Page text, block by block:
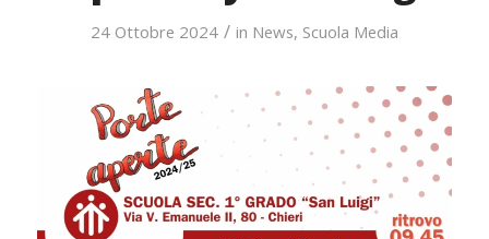
24 Ottobre 2024 / in News, Scuola Media